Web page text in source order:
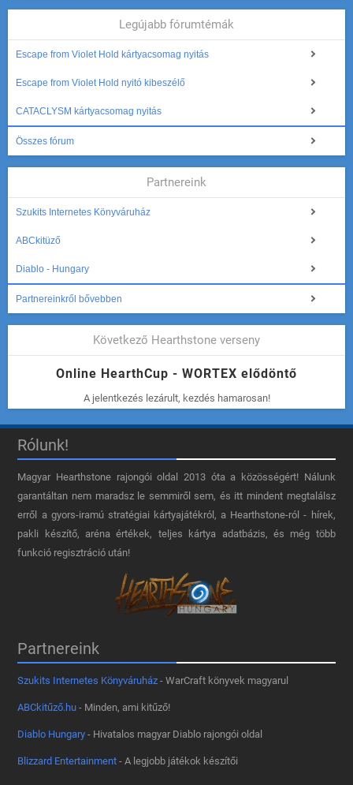
Legújabb fórumtémák
Escape from Violet Hold kártyacsomag nyitás
Escape from Violet Hold nyitó kibeszélő
CATACLYSM kártyacsomag nyitás
Összes fórum
Partnereink
Szukits Internetes Könyváruház
ABCkitüző
Diablo - Hungary
Partnereinkről bővebben
Következő Hearthstone verseny
Online HearthCup - WORTEX elődöntő
A jelentkezés lezárult, kezdés hamarosan!
Rólunk!
Magyar Hearthstone​ rajongói oldal 2013 óta a közösségért! Nálunk
garantáltan nem maradsz le semmiről sem, és itt mindent megtalálsz
erről a gyors-iramú stratégiai kártyajátékról, a Hearthstone-ról - hírek,
pakli készítő, aréna értékek, teljes kártya adatbázis, és még több
funkció regisztráció után!
Partnereink
Szukits Internetes Könyváruház - WarCraft könyvek magyarul
ABCkitűző.hu - Minden, ami kitűző!
Diablo Hungary - Hivatalos magyar Diablo rajongói oldal
Blizzard Entertainment - A legjobb játékok készítői